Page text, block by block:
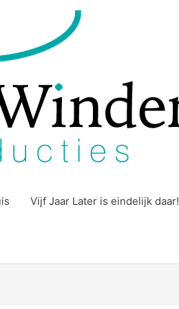
Vijf Jaar Later is eindelijk daar!